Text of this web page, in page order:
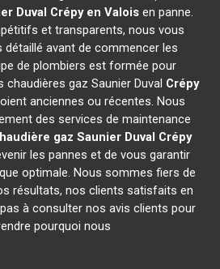
Duval Crépy en Valois en panne.
et transparents, nous vous
avant de commencer les
de plombiers est formée pour
gaz Saunier Duval Crépy
anciennes ou récentes. Nous
des services de maintenance
gaz Saunier Duval Crépy
les pannes et de vous garantir
optimale. Nous sommes fiers de
résultats, nos clients satisfaits en
à consulter nos avis clients pour
pourquoi nous